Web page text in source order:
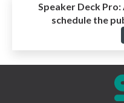
Speaker Deck Pro:
schedule the